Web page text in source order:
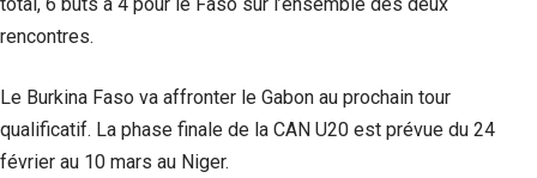
rencontres.
Le Burkina Faso va affronter le Gabon au prochain tour
qualificatif. La phase finale de la CAN U20 est prévue du 24
février au 10 mars au Niger.